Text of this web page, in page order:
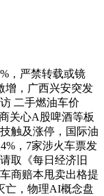
，严禁转载或镜
增，广西兴安突发
二手燃油车价
关心A股啤酒等板
触及涨停，国际油
，7家涉火车票发
取《每日经济旧
商赔本甩卖出格提
亡，物理AI概念盘